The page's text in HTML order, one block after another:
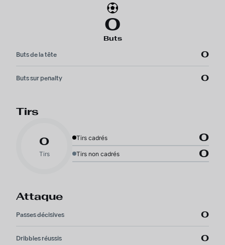
0
Buts
Buts de la tête 0
Buts sur penalty 0
Tirs
0
Tirs
Tirs cadrés 0
Tirs non cadrés 0
Attaque
Passes décisives 0
Dribbles réussis 0